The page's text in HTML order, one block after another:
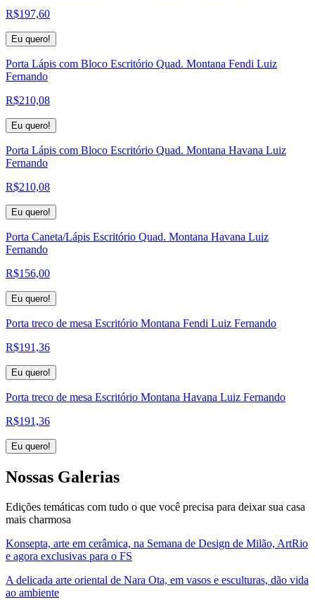
R$197,60
Eu quero!
Porta Lápis com Bloco Escritório Quad. Montana Fendi Luiz
Fernando
R$210,08
Eu quero!
Porta Lápis com Bloco Escritório Quad. Montana Havana Luiz
Fernando
R$210,08
Eu quero!
Porta Caneta/Lápis Escritório Quad. Montana Havana Luiz
Fernando
R$156,00
Eu quero!
Porta treco de mesa Escritório Montana Fendi Luiz Fernando
R$191,36
Eu quero!
Porta treco de mesa Escritório Montana Havana Luiz Fernando
R$191,36
Eu quero!
Nossas Galerias
Edições temáticas com tudo o que você precisa para deixar sua casa
mais charmosa
Konsepta, arte em cerâmica, na Semana de Design de Milão, ArtRio
e agora exclusivas para o FS
A delicada arte oriental de Nara Ota, em vasos e esculturas, dão vida
ao ambiente